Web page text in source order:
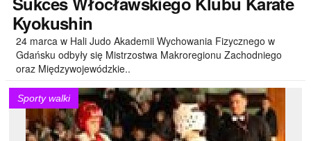
Kyokushin
24 marca w Hali Judo Akademii Wychowania Fizycznego w
Gdańsku odbyły się Mistrzostwa Makroregionu Zachodniego
oraz Międzywojewódzkie..
Sporty walki